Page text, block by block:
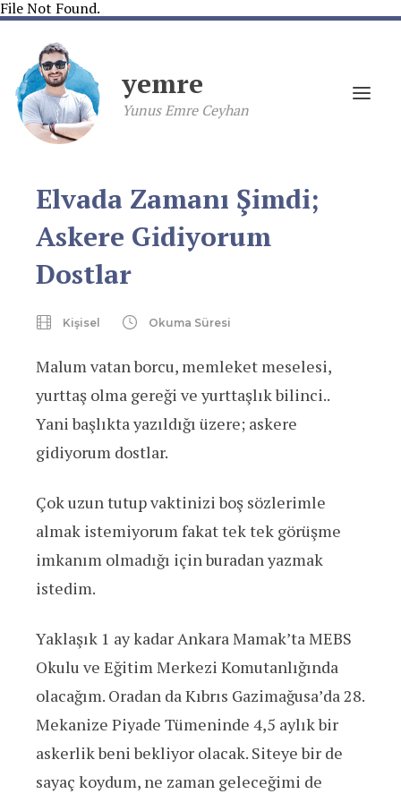
File Not Found.
yemre
Yunus Emre Ceyhan
Elvada Zamanı Şimdi;
Askere Gidiyorum
Dostlar
Kişisel Okuma Süresi
Malum vatan borcu, memleket meselesi,
yurttaş olma gereği ve yurttaşlık bilinci..
Yani başlıkta yazıldığı üzere; askere
gidiyorum dostlar.
Çok uzun tutup vaktinizi boş sözlerimle
almak istemiyorum fakat tek tek görüşme
imkanım olmadığı için buradan yazmak
istedim.
Yaklaşık 1 ay kadar Ankara Mamak’ta MEBS
Okulu ve Eğitim Merkezi Komutanlığında
olacağım. Oradan da Kıbrıs Gazimağusa’da 28.
Mekanize Piyade Tümeninde 4,5 aylık bir
askerlik beni bekliyor olacak. Siteye bir de
sayaç koydum, ne zaman geleceğimi de